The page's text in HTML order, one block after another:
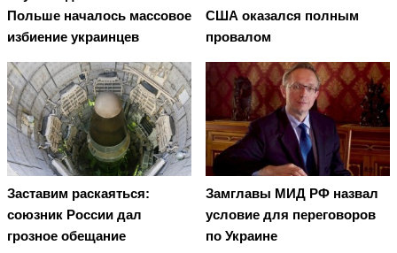
Польше началось массовое
избиение украинцев
США оказался полным
провалом
Заставим раскаяться:
союзник России дал
грозное обещание
Замглавы МИД РФ назвал
условие для переговоров
по Украине